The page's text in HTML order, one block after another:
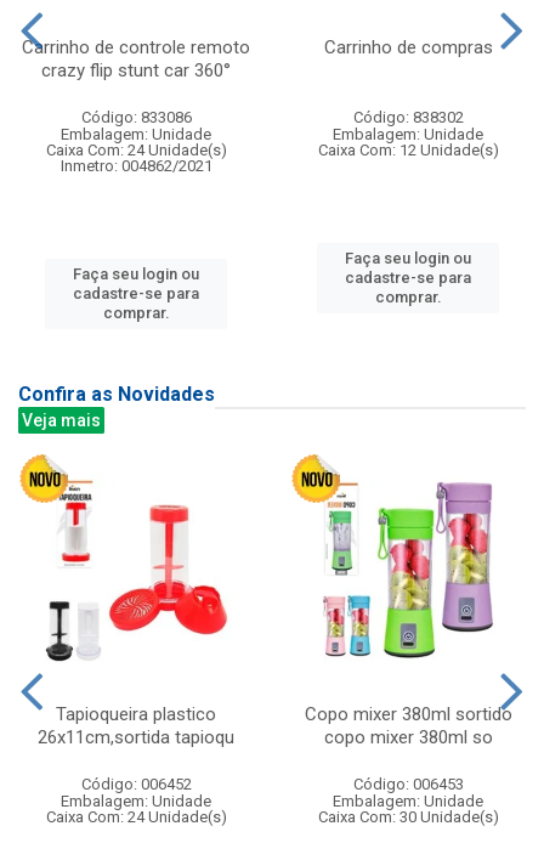
Carrinho de controle remoto
crazy flip stunt car 360°
Código: 833086
Embalagem: Unidade
Caixa Com: 24 Unidade(s)
Inmetro: 004862/2021
Faça seu login ou
cadastre-se para
comprar.
Carrinho de compras
Código: 838302
Embalagem: Unidade
Caixa Com: 12 Unidade(s)
Faça seu login ou
cadastre-se para
comprar.
Confira as Novidades
Veja mais
Tapioqueira plastico
26x11cm,sortida tapioqu
Código: 006452
Embalagem: Unidade
Caixa Com: 24 Unidade(s)
Copo mixer 380ml sortido
copo mixer 380ml so
Código: 006453
Embalagem: Unidade
Caixa Com: 30 Unidade(s)